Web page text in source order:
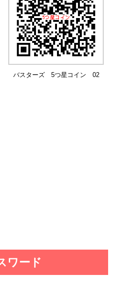
バスターズ 5つ星コイン 02
ワード